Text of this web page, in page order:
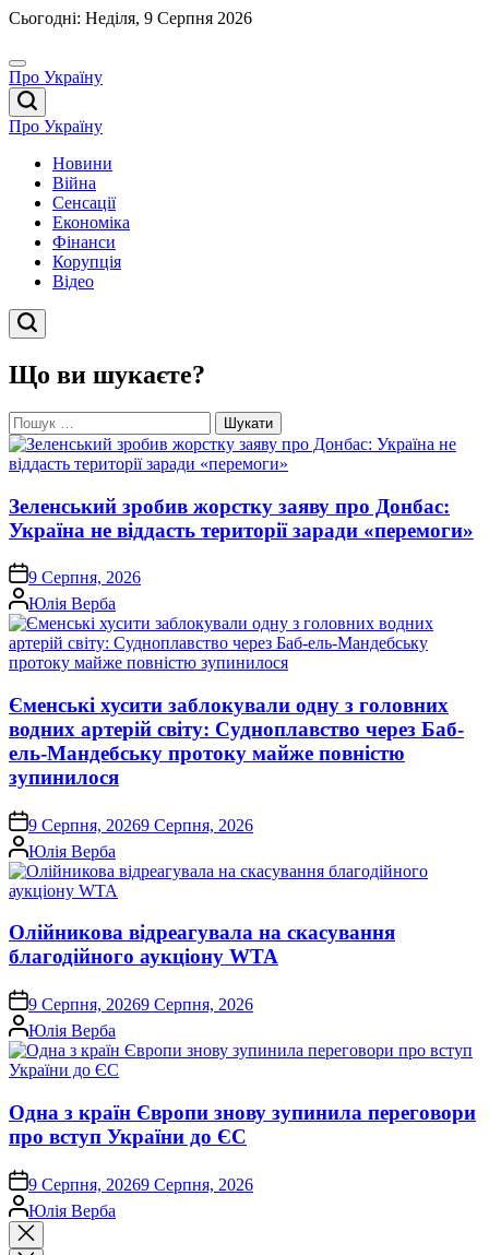
Перейти
вмісту
Сьогодні: Неділя, 9 Серпня 2026
Про Україну
Про Україну
Новини
Війна
Сенсації
Економіка
Фінанси
Корупція
Відео
Що ви шукаєте?
Пошук:
Зеленський зробив жорстку заяву про Донбас:
Україна не віддасть території заради «перемоги»
on9 Серпня, 2026
Опубліковано
Юлія Верба
Єменські хусити заблокували одну з головних
водних артерій світу: Судноплавство через Баб-
ель-Мандебську протоку майже повністю
зупинилося
on9 Серпня, 20269 Серпня, 2026
Опубліковано
Юлія Верба
Олійникова відреагувала на скасування
благодійного аукціону WTA
on9 Серпня, 20269 Серпня, 2026
Опубліковано
Юлія Верба
Одна з країн Європи знову зупинила переговори
про вступ України до ЄС
on9 Серпня, 20269 Серпня, 2026
Опубліковано
Юлія Верба
Закрити
пошук